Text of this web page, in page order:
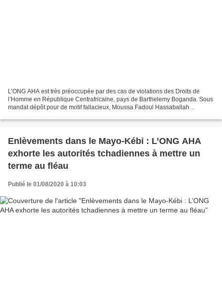
L’ONG AHA est très préoccupée par des cas de violations des Droits de
l’Homme en République Centrafricaine, pays de Barthelemy Boganda. Sous
mandat dépôt pour de motif fallacieux, Moussa Fadoul Hassaballah
Enlèvements dans le Mayo-Kébi : L’ONG AHA
exhorte les autorités tchadiennes à mettre un
terme au fléau
Publié le 01/08/2020 à 10:03